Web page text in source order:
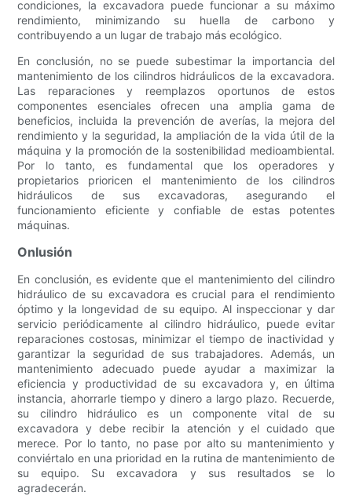
condiciones, la excavadora puede funcionar a su máximo
rendimiento, minimizando su huella de carbono y
contribuyendo a un lugar de trabajo más ecológico.
En conclusión, no se puede subestimar la importancia del
mantenimiento de los cilindros hidráulicos de la excavadora.
Las reparaciones y reemplazos oportunos de estos
componentes esenciales ofrecen una amplia gama de
beneficios, incluida la prevención de averías, la mejora del
rendimiento y la seguridad, la ampliación de la vida útil de la
máquina y la promoción de la sostenibilidad medioambiental.
Por lo tanto, es fundamental que los operadores y
propietarios prioricen el mantenimiento de los cilindros
hidráulicos de sus excavadoras, asegurando el
funcionamiento eficiente y confiable de estas potentes
máquinas.
Onlusión
En conclusión, es evidente que el mantenimiento del cilindro
hidráulico de su excavadora es crucial para el rendimiento
óptimo y la longevidad de su equipo. Al inspeccionar y dar
servicio periódicamente al cilindro hidráulico, puede evitar
reparaciones costosas, minimizar el tiempo de inactividad y
garantizar la seguridad de sus trabajadores. Además, un
mantenimiento adecuado puede ayudar a maximizar la
eficiencia y productividad de su excavadora y, en última
instancia, ahorrarle tiempo y dinero a largo plazo. Recuerde,
su cilindro hidráulico es un componente vital de su
excavadora y debe recibir la atención y el cuidado que
merece. Por lo tanto, no pase por alto su mantenimiento y
conviértalo en una prioridad en la rutina de mantenimiento de
su equipo. Su excavadora y sus resultados se lo
agradecerán.